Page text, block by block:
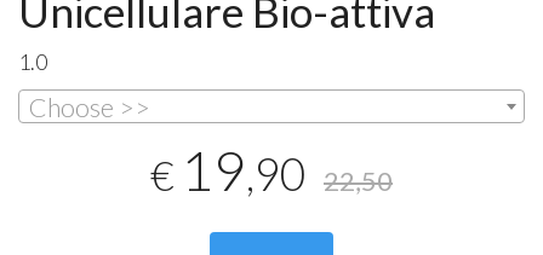
Unicellulare Bio-attiva
1.0
Choose >>
€ 19,90 22,50